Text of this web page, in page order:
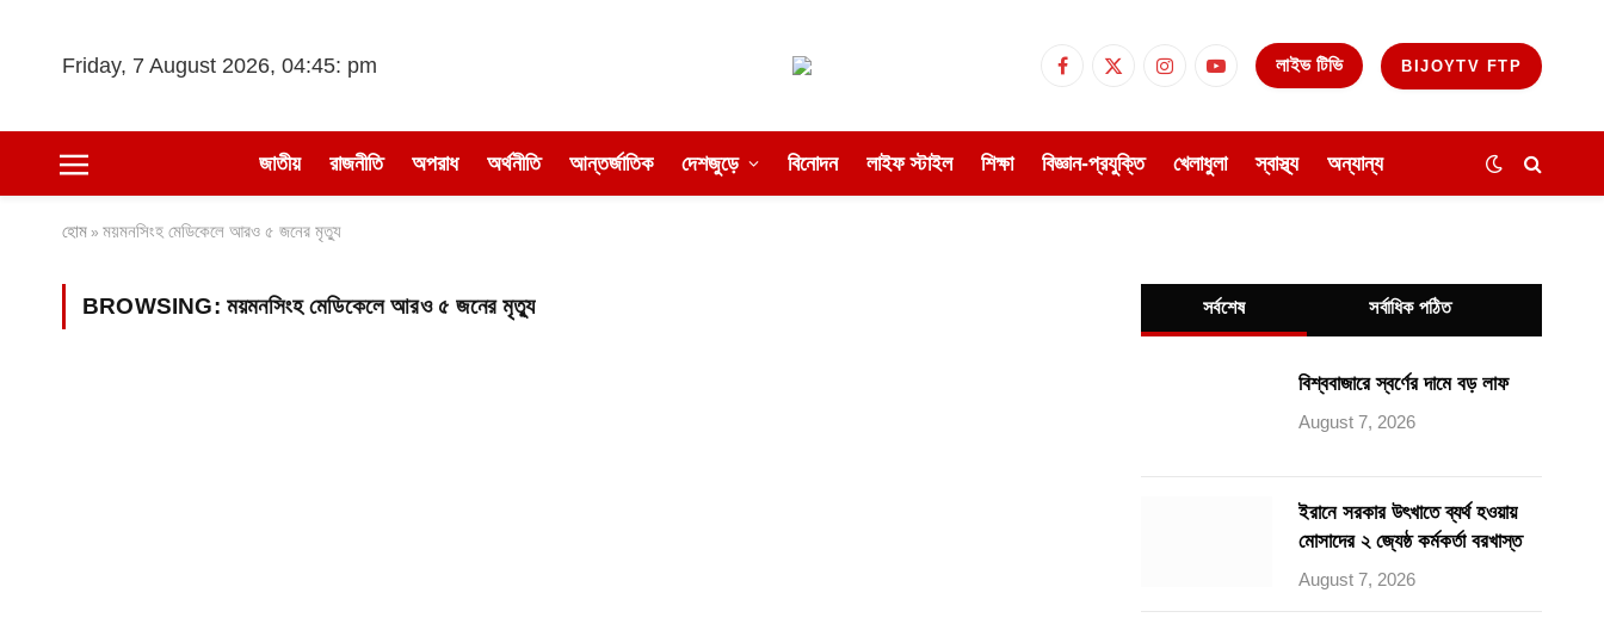
Friday, 7 August 2026, 04:45: pm Facebook
X
InstagramYouTube
লাইভ টিভি BIJOYTV FTP
জাতীয় রাজনীতি অপরাধ অর্থনীতি আন্তর্জাতিক দেশজুড়ে বিনোদন লাইফ স্টাইল শিক্ষা বিজ্ঞান-প্রযুক্তি খেলাধুলা স্বাস্থ্য অন্যান্য
হোম » ময়মনসিংহ মেডিকেলে আরও ৫ জনের মৃত্যু
BROWSING: ময়মনসিংহ মেডিকেলে আরও ৫ জনের মৃত্যু সর্বশেষ সর্বাধিক পঠিত
বিশ্ববাজারে স্বর্ণের দামে বড় লাফ
August 7, 2026
ইরানে সরকার উৎখাতে ব্যর্থ হওয়ায়
মোসাদের ২ জ্যেষ্ঠ কর্মকর্তা বরখাস্ত
August 7, 2026